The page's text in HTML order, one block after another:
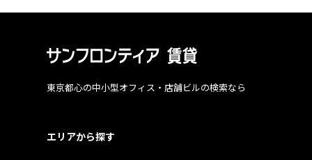
東京都心の中小型オフィス・店舗ビルの検索なら
エリアから探す